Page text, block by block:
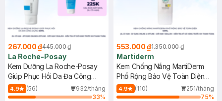
267.000 ₫445.000 ₫
La Roche-Posay
Kem Dưỡng La Roche-Posay
Giúp Phục Hồi Da Đa Công
Dụng 40ml
4.9 (56)
932/tháng
33%
553.000 ₫1.350.000 ₫
Martiderm
Kem Chống Nắng MartiDerm
Phổ Rộng Bảo Vệ Toàn Diện
40ml
4.9 (110)
251/tháng
75%